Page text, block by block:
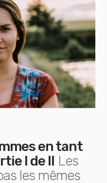
en tant
I de II Les
les mêmes